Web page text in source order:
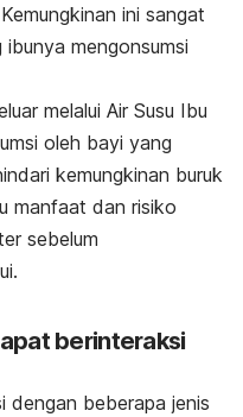
ini sangat
mengonsumsi
melalui Air Susu Ibu
oleh bayi yang
kemungkinan buruk
manfaat dan risiko
sebelum
berinteraksi
dengan beberapa jenis